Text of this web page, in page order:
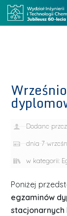
Dodane
dnia 7
w kategorii:
Poniżej
egzaminów
stacjonarnych